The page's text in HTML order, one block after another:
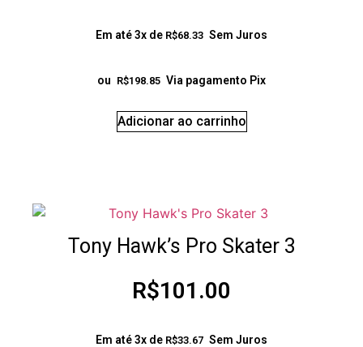
Em até 3x de R$68.33 Sem Juros
ou R$198.85 Via pagamento Pix
Adicionar ao carrinho
Tony Hawk’s Pro Skater 3
R$101.00
Em até 3x de R$33.67 Sem Juros